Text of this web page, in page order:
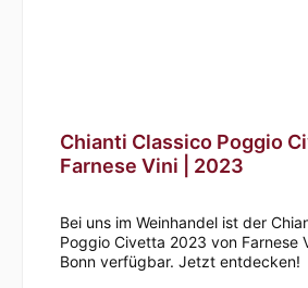
Chianti Classico Poggio
Farnese Vini | 2023
Bei uns im Weinhandel ist der
Poggio Civetta 2023 von Farnese
Bonn verfügbar. Jetzt entdecken!